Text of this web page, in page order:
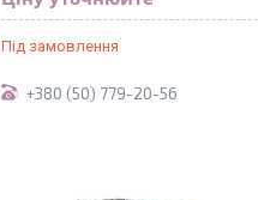
Під замовлення
+380 (50) 779-20-56